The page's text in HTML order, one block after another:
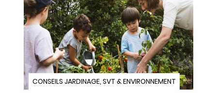
CONSEILS JARDINAGE, SVT & ENVIRONNEMENT